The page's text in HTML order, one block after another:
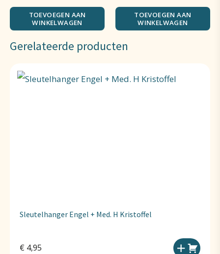
TOEVOEGEN AAN
WINKELWAGEN
TOEVOEGEN AAN
WINKELWAGEN
Gerelateerde producten
Sleutelhanger Engel + Med. H Kristoffel
€ 4,95